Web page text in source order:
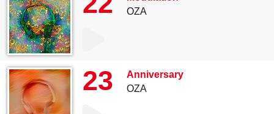
OZA
23
Anniversary
OZA